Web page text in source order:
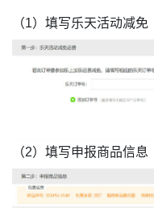
（1）填写乐天活动减免
（2）填写申报商品信息